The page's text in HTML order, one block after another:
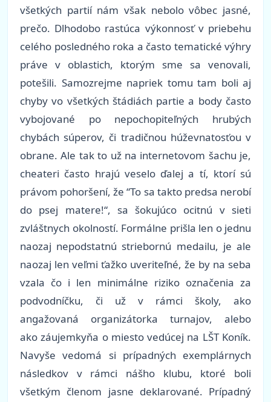
všetkých partií nám však nebolo vôbec jasné,
prečo. Dlhodobo rastúca výkonnosť v priebehu
celého posledného roka a často tematické výhry
práve v oblastich, ktorým sme sa venovali,
potešili. Samozrejme napriek tomu tam boli aj
chyby vo všetkých štádiách partie a body často
vybojované po nepochopiteľných hrubých
chybách súperov, či tradičnou húževnatosťou v
obrane. Ale tak to už na internetovom šachu je,
cheateri často hrajú veselo ďalej a tí, ktorí sú
právom pohoršení, že “To sa takto predsa nerobí
do psej matere!“, sa šokujúco ocitnú v sieti
zvláštnych okolností. Formálne prišla len o jednu
naozaj nepodstatnú striebornú medailu, je ale
naozaj len veľmi ťažko uveriteľné, že by na seba
vzala čo i len minimálne riziko označenia za
podvodníčku, či už v rámci školy, ako
angažovaná organizátorka turnajov, alebo
ako záujemkyňa o miesto vedúcej na LŠT Koník.
Navyše vedomá si prípadných exemplárnych
následkov v rámci nášho klubu, ktoré boli
všetkým členom jasne deklarované. Prípadný